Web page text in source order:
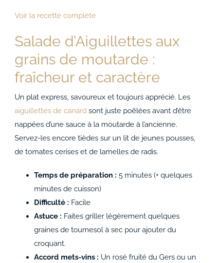
Voir la recette complète
Salade d’Aiguillettes aux
grains de moutarde :
fraîcheur et caractère
Un plat express, savoureux et toujours apprécié. Les
aiguillettes de canard sont juste poêlées avant d’être
nappées d’une sauce à la moutarde à l’ancienne.
Servez-les encore tièdes sur un lit de jeunes pousses,
de tomates cerises et de lamelles de radis.
Temps de préparation : 5 minutes (+ quelques
minutes de cuisson)
Difficulté : Facile
Astuce : Faites griller légèrement quelques
graines de tournesol à sec pour ajouter du
croquant.
Accord mets-vins : Un rosé fruité du Gers ou un